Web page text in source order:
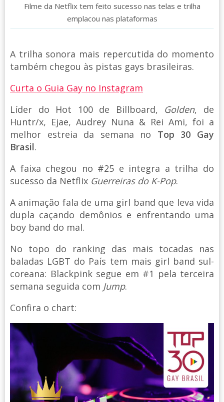
Filme da Netflix tem feito sucesso nas telas e trilha
emplacou nas plataformas
A trilha sonora mais repercutida do momento
também chegou às pistas gays brasileiras.
Curta o Guia Gay no Instagram
Líder do Hot 100 de Billboard, Golden, de
Huntr/x, Ejae, Audrey Nuna & Rei Ami, foi a
melhor estreia da semana no Top 30 Gay
Brasil.
A faixa chegou no #25 e integra a trilha do
sucesso da Netflix Guerreiras do K-Pop.
A animação fala de uma girl band que leva vida
dupla caçando demônios e enfrentando uma
boy band do mal.
No topo do ranking das mais tocadas nas
baladas LGBT do País tem mais girl band sul-
coreana: Blackpink segue em #1 pela terceira
semana seguida com Jump.
Confira o chart: